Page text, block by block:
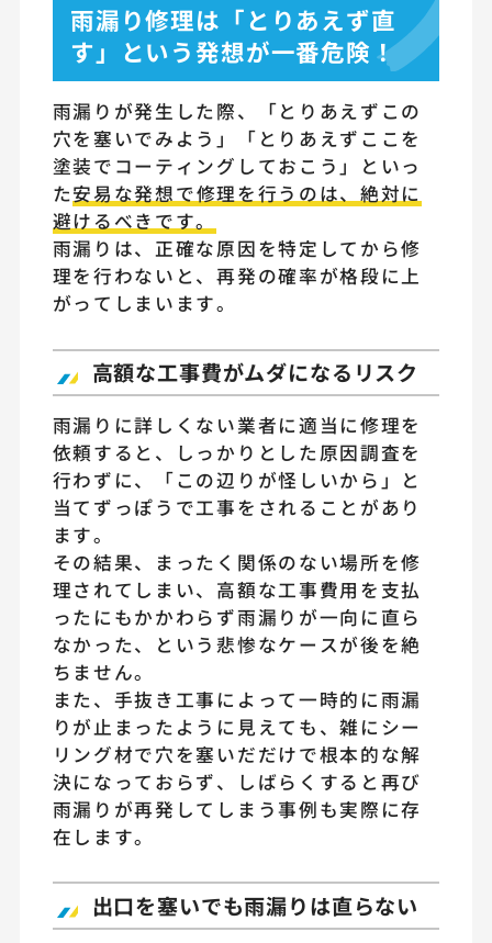
雨漏り修理は「とりあえず直
す」という発想が一番危険！
雨漏りが発生した際、「とりあえずこの
穴を塞いでみよう」「とりあえずここを
塗装でコーティングしておこう」といっ
た安易な発想で修理を行うのは、絶対に
避けるべきです。
雨漏りは、正確な原因を特定してから修
理を行わないと、再発の確率が格段に上
がってしまいます。
高額な工事費がムダになるリスク
雨漏りに詳しくない業者に適当に修理を
依頼すると、しっかりとした原因調査を
行わずに、「この辺りが怪しいから」と
当てずっぽうで工事をされることがあり
ます。
その結果、まったく関係のない場所を修
理されてしまい、高額な工事費用を支払
ったにもかかわらず雨漏りが一向に直ら
なかった、という悲惨なケースが後を絶
ちません。
また、手抜き工事によって一時的に雨漏
りが止まったように見えても、雑にシー
リング材で穴を塞いだだけで根本的な解
決になっておらず、しばらくすると再び
雨漏りが再発してしまう事例も実際に存
在します。
出口を塞いでも雨漏りは直らない